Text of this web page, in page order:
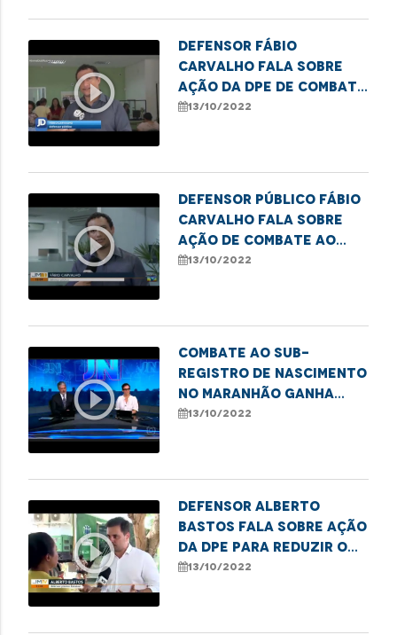
play_circle_outline
Defensor Fábio
Carvalho fala sobre
ação da DPE de combate
ao sub-registro civil
13/10/2022
play_circle_outline
Defensor público Fábio
Carvalho fala sobre
ação de combate ao
sub-registro da DPE de
13/10/2022
play_circle_outline
Combate ao sub-
registro de nascimento
no Maranhão ganha
destaque no Jornal
13/10/2022
play_circle_outline
Defensor Alberto
Bastos fala sobre ação
da DPE para reduzir o
sub-registro civil em
13/10/2022